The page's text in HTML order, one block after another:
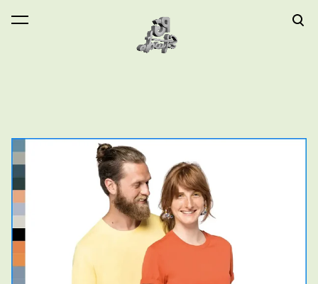
lisati ostukorvi. Vaata ostukorvi